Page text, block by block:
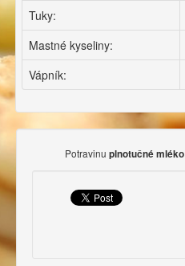
Tuky:
Mastné kyseliny:
Vápník:
Potravinu plnotučné mléko